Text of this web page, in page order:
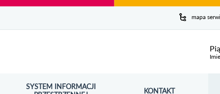
mapa
SYSTEM INFORMACJI
KONTAKT